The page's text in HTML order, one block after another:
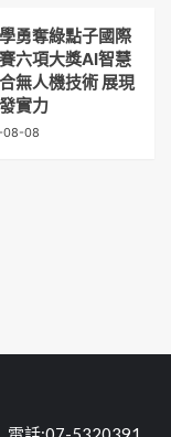
勇奪綠點子國際
六項大獎AI智慧
無人機技術 展現
實力
08